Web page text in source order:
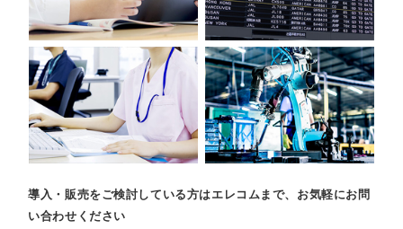
導入・販売をご検討している方はエレコムまで、お気軽にお問
い合わせください